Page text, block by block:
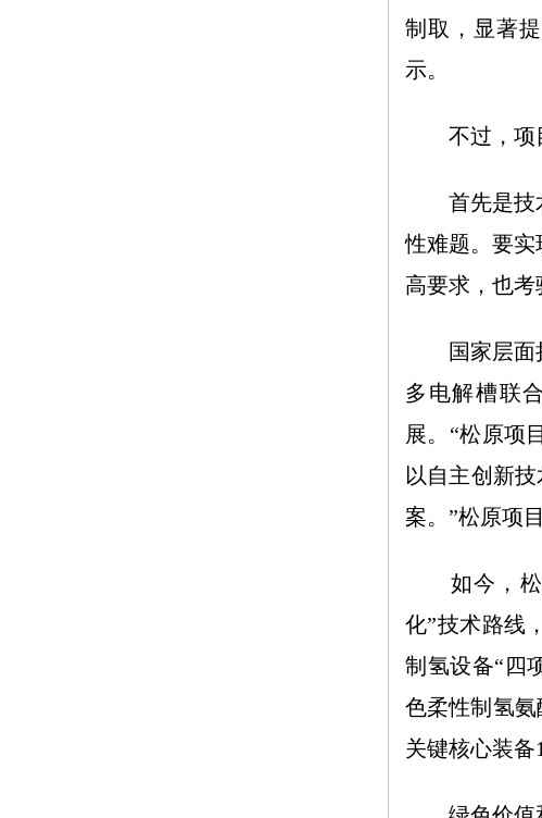
制取，显著
示。
不过，项目
首先是技术
性难题。要
高要求，也考
国家层面持
多电解槽联
展。“松原项
以自主创新
案。”松原项
如今，松
化”技术路线
制氢设备“四
色柔性制氢
关键核心装备